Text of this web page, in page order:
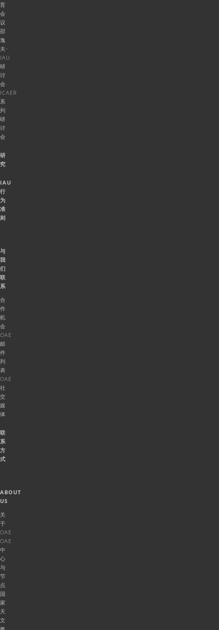
育
会
议
邵
逸
夫-
IAU
研
讨
会
ICAER
系
列
研
讨
会
研
究
IAU
行
为
准
则
与
我
们
联
系
合
作
机
会
OAE
邮
件
列
表
OAE
社
交
媒
体
联
系
方
式
ABOUT
US
关
于
OAE
OAE
中
心
与
节
点
国
家
天
文